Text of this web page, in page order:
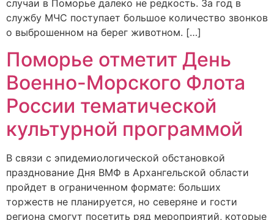
случаи в Поморье далеко не редкость. За год в
службу МЧС поступает большое количество звонков
о выброшенном на берег животном. […]
Поморье отметит День
Военно-Морского Флота
России тематической
культурной программой
В связи с эпидемиологической обстановкой
празднование Дня ВМФ в Архангельской области
пройдет в ограниченном формате: больших
торжеств не планируется, но северяне и гости
региона смогут посетить ряд мероприятий, которые